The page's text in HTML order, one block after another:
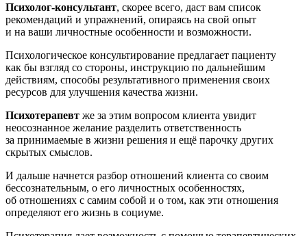
Психолог-консультант, скорее всего, даст вам список
рекомендаций и упражнений, опираясь на свой опыт
и на ваши личностные особенности и возможности.
Психологическое консультирование предлагает пациенту
как бы взгляд со стороны, инструкцию по дальнейшим
действиям, способы результативного применения своих
ресурсов для улучшения качества жизни.
Психотерапевт же за этим вопросом клиента увидит
неосознанное желание разделить ответственность
за принимаемые в жизни решения и ещё парочку других
скрытых смыслов.
И дальше начнется разбор отношений клиента со своим
бессознательным, о его личностных особенностях,
об отношениях с самим собой и о том, как эти отношения
определяют его жизнь в социуме.